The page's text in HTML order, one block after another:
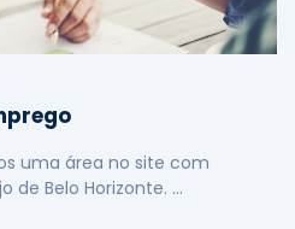
uma área no site com
de Belo Horizonte. …